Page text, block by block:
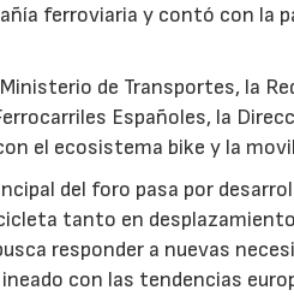
ferroviaria y contó con la
de Transportes, la
Españoles, la
el ecosistema bike y la
del foro pasa por
tanto en
responder a nuevas
con las tendencias